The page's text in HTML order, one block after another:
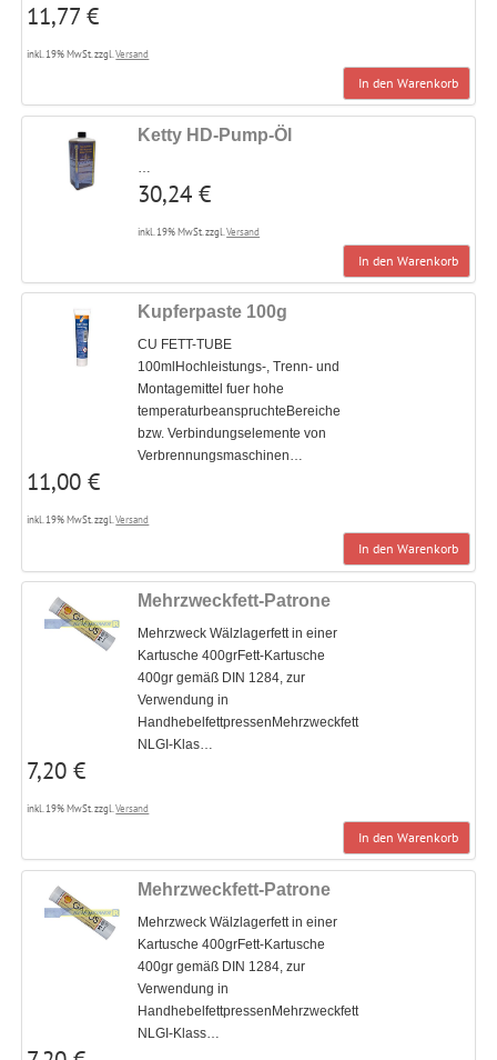
11,77 €
inkl. 19% MwSt. zzgl.Versand
In den Warenkorb
Ketty HD-Pump-Öl
30,24 €
inkl. 19% MwSt. zzgl.Versand
In den Warenkorb
Kupferpaste 100g
CU FETT-TUBE
100mlHochleistungs-, Trenn- und
Montagemittel fuer hohe
temperaturbeanspruchteBereiche
bzw. Verbindungselemente von
Verbrennungsmaschinen…
11,00 €
inkl. 19% MwSt. zzgl.Versand
In den Warenkorb
Mehrzweckfett-Patrone
Mehrzweck Wälzlagerfett in einer
Kartusche 400grFett-Kartusche
400gr gemäß DIN 1284, zur
Verwendung in
HandhebelfettpressenMehrzweckfett
NLGI-Klas…
7,20 €
inkl. 19% MwSt. zzgl.Versand
In den Warenkorb
Mehrzweckfett-Patrone
Mehrzweck Wälzlagerfett in einer
Kartusche 400grFett-Kartusche
400gr gemäß DIN 1284, zur
Verwendung in
HandhebelfettpressenMehrzweckfett
NLGI-Klass…